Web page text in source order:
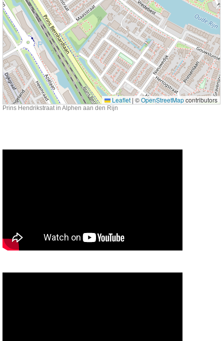
Leaflet |©OpenStreetMapcontributors
Prins Hendrikstraat in Alphen aan den Rijn